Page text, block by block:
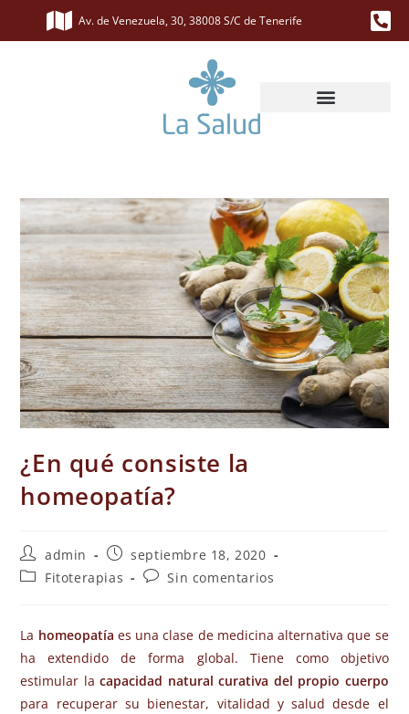
Av. de Venezuela, 30, 38008 S/C de Tenerife
¿En qué consiste la
homeopatía?
admin
septiembre 18, 2020
Fitoterapias
Sin comentarios
La homeopatía es una clase de medicina alternativa que se
ha extendido de forma global. Tiene como objetivo
estimular lacapacidad natural curativa del propio cuerpo
para recuperar su bienestar, vitalidad y salud desde el